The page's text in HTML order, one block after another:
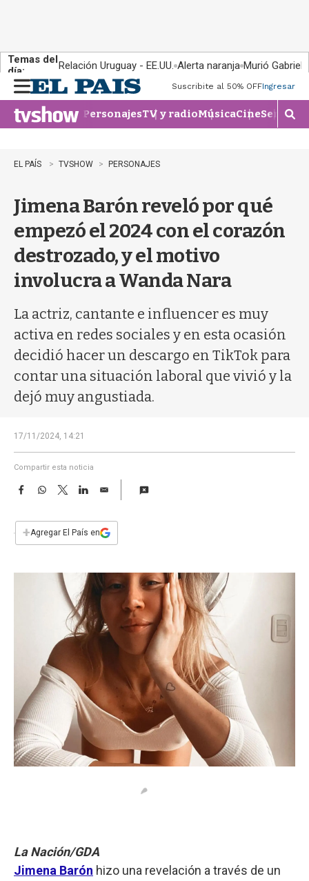
Temas del
día:
Relación Uruguay - EE.UU. Alerta naranja Murió Gabriel
n
u
Suscribite al 50% OFFIngresar
PersonajesTV y radioMúsicaCineSeries
M
o
EL PAÍS TVSHOW PERSONAJES
Jimena Barón reveló por qué
empezó el 2024 con el corazón
destrozado, y el motivo
involucra a Wanda Nara
La actriz, cantante e influencer es muy
activa en redes sociales y en esta ocasión
decidió hacer un descargo en TikTok para
contar una situación laboral que vivió y la
dejó muy angustiada.
17/11/2024, 14:21
Compartir esta noticia
F
e
b
W
s
T
w
t
L
n
E
i
l
+Agregar El País en
La Nación/GDA
Jimena Barón hizo una revelación a través de un